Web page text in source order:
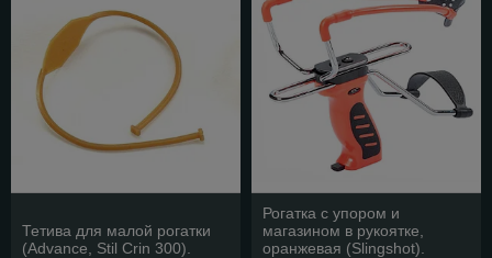
Тетива для малой рогатки
(Advance, Stil Crin 300).
Рогатка с упором и
магазином в рукоятке,
оранжевая (Slingshot).